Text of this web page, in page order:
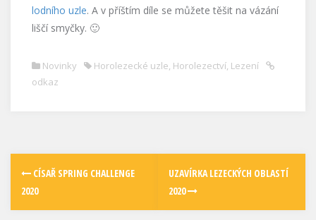
lodního uzle. A v příštím díle se můžete těšit na vázání
liščí smyčky. 🙂
Novinky Horolezecké uzle, Horolezectví, Lezení
odkaz
CÍSAŘ SPRING CHALLENGE
2020
UZAVÍRKA LEZECKÝCH OBLASTÍ
2020